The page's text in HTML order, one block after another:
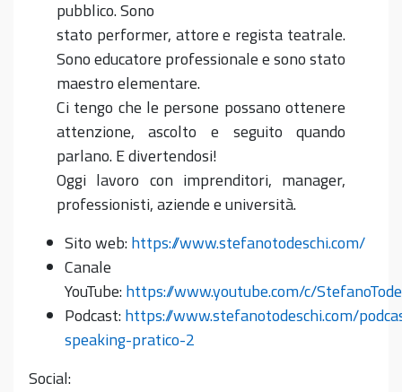
pubblico. Sono
stato performer, attore e regista teatrale.
Sono educatore professionale e sono stato
maestro elementare.
Ci tengo che le persone possano ottenere
attenzione, ascolto e seguito quando
parlano. E divertendosi!
Oggi lavoro con imprenditori, manager,
professionisti, aziende e università.
Sito web:https://www.stefanotodeschi.com/
Canale
YouTube:https://www.youtube.com/c/
Podcast:https://www.stefanotodeschi.com/
speaking-pratico-2
Social: